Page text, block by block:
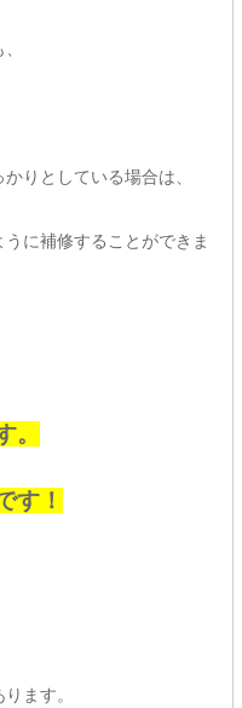
りとしている場合は、
に補修することができま
。
す！
ます。